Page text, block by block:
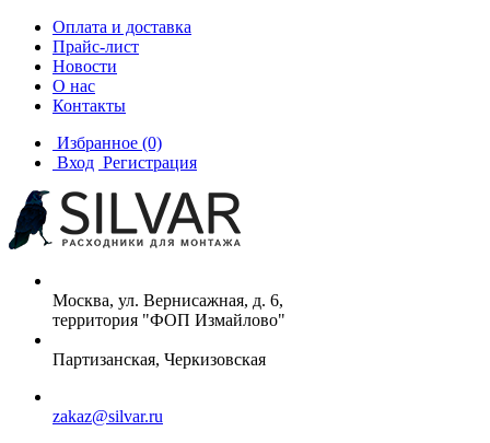
Оплата и доставка
Прайс-лист
Новости
О нас
Контакты
Избранное (0)
Вход Регистрация
Москва, ул. Вернисажная, д. 6,
территория "ФОП Измайлово"
Партизанская, Черкизовская
zakaz@silvar.ru